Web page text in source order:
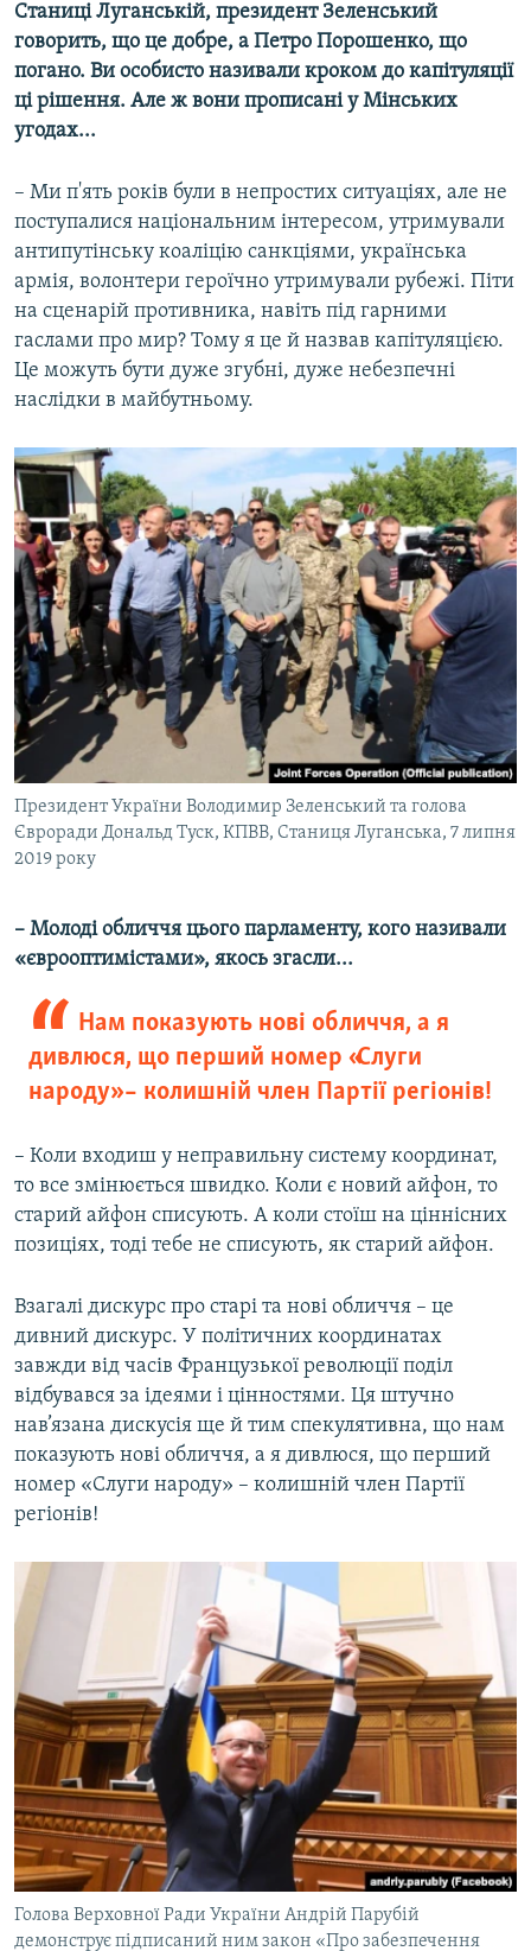
Станиці Луганській, президент Зеленський
говорить, що це добре, а Петро Порошенко, що
погано. Ви особисто називали кроком до капітуляції
ці рішення. Але ж вони прописані у Мінських
угодах...
– Ми п'ять років були в непростих ситуаціях, але не
поступалися національним інтересом, утримували
антипутінську коаліцію санкціями, українська
армія, волонтери героїчно утримували рубежі. Піти
на сценарій противника, навіть під гарними
гаслами про мир? Тому я це й назвав капітуляцією.
Це можуть бути дуже згубні, дуже небезпечні
наслідки в майбутньому.
Президент України Володимир Зеленський та голова
Євроради Дональд Туск, КПВВ, Станиця Луганська, 7 липня
2019 року
– Молоді обличчя цього парламенту, кого називали
«єврооптимістами», якось згасли...
Нам показують нові обличчя, а я
дивлюся, що перший номер «Слуги
народу» – колишній член Партії регіонів!
– Коли входиш у неправильну систему координат,
то все змінюється швидко. Коли є новий айфон, то
старий айфон списують. А коли стоїш на ціннісних
позиціях, тоді тебе не списують, як старий айфон.
Взагалі дискурс про старі та нові обличчя – це
дивний дискурс. У політичних координатах
завжди від часів Французької революції поділ
відбувався за ідеями і цінностями. Ця штучно
нав’язана дискусія ще й тим спекулятивна, що нам
показують нові обличчя, а я дивлюся, що перший
номер «Слуги народу» – колишній член Партії
регіонів!
Голова Верховної Ради України Андрій Парубій
демонструє підписаний ним закон «Про забезпечення